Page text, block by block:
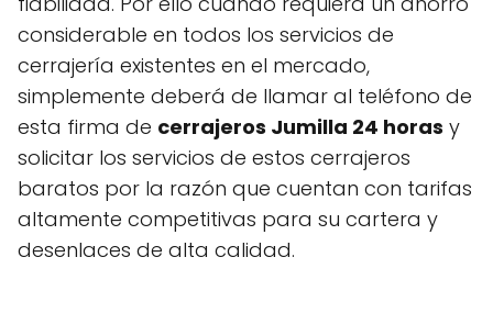
considerable en todos los servicios de
cerrajería existentes en el mercado,
simplemente deberá de llamar al teléfono de
esta firma de cerrajeros Jumilla 24 horas y
solicitar los servicios de estos cerrajeros
baratos por la razón que cuentan con tarifas
altamente competitivas para su cartera y
desenlaces de alta calidad.